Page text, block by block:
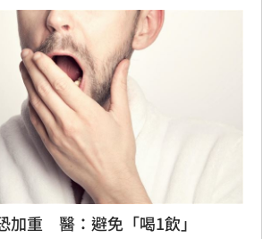
加重 醫：避免「喝1飲」